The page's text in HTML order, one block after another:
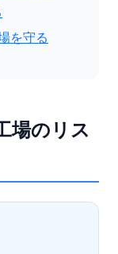
を守る
場のリス